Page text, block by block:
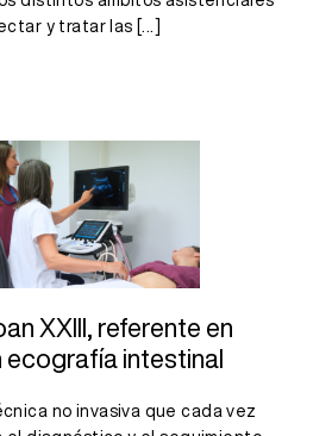
y tratar las [...]
Joan XXIII,
referente en
formación en
ecografía
XXIII, referente en
intestinal
no invasiva que cada vez